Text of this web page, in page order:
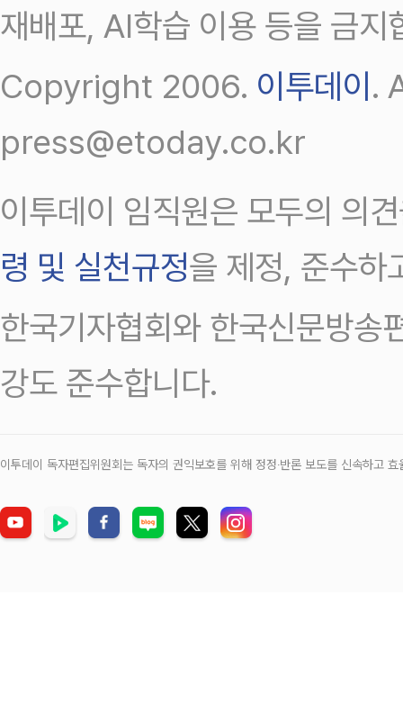
재배포, AI학습 이용 등을 금지
Copyright 2006. 이투데이.
press@etoday.co.kr
이투데이 임직원은 모두의 의
령 및 실천규정을 제정, 준수하
한국기자협회와 한국신문방송
강도 준수합니다.
이투데이 독자편집위원회는 독자의 권익보호를 위해 정정‧반론 보도를 신속하고